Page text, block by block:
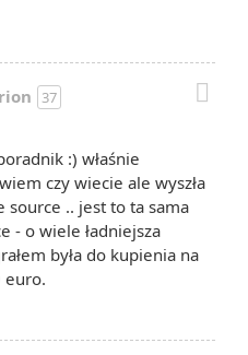
37 
:) właśnie
czy wiecie ale wyszła
source .. jest to ta sama
- o wiele ładniejsza
była do kupienia na
euro.